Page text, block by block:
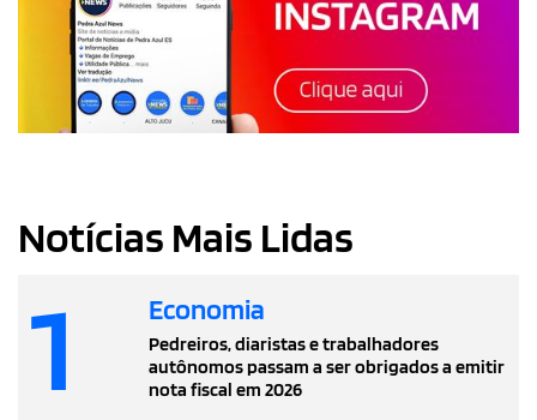
Notícias Mais Lidas
1 Economia
Pedreiros, diaristas e trabalhadores
autônomos passam a ser obrigados a emitir
nota fiscal em 2026